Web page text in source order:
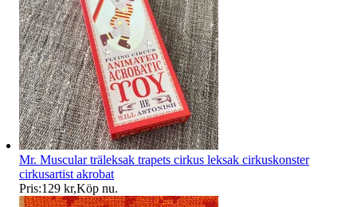
Mr. Muscular träleksak trapets cirkus leksak cirkuskonster
cirkusartist akrobat
Pris:129 kr,Köp nu.